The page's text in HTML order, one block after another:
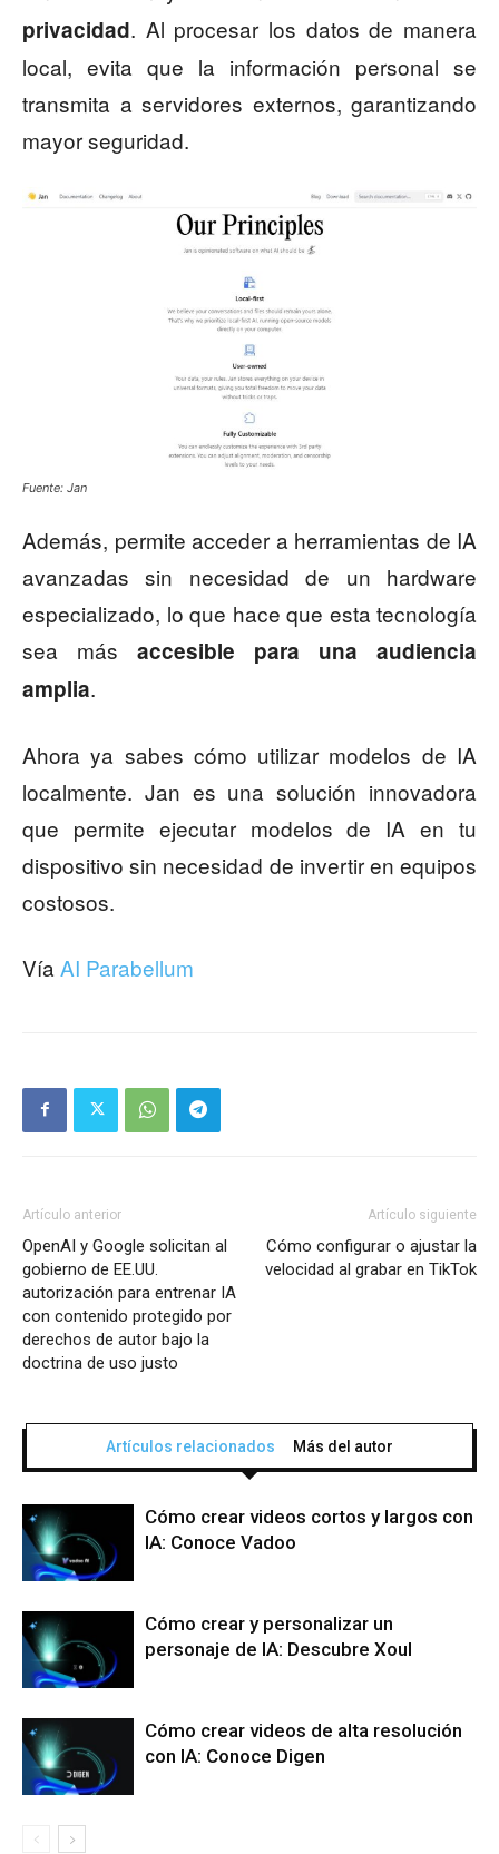
privacidad. Al procesar los datos de manera
local, evita que la información personal se
transmita a servidores externos, garantizando
mayor seguridad.
Fuente: Jan
Además, permite acceder a herramientas de IA
avanzadas sin necesidad de un hardware
especializado, lo que hace que esta tecnología
sea más accesible para una audiencia
amplia.
Ahora ya sabes cómo utilizar modelos de IA
localmente. Jan es una solución innovadora
que permite ejecutar modelos de IA en tu
dispositivo sin necesidad de invertir en equipos
costosos.
Vía AI Parabellum
Artículo anterior
OpenAI y Google solicitan al
gobierno de EE.UU.
autorización para entrenar IA
con contenido protegido por
derechos de autor bajo la
doctrina de uso justo
Artículo siguiente
Cómo configurar o ajustar la
velocidad al grabar en TikTok
Artículos relacionados Más del autor
Cómo crear videos cortos y largos con
IA: Conoce Vadoo
Cómo crear y personalizar un
personaje de IA: Descubre Xoul
Cómo crear videos de alta resolución
con IA: Conoce Digen